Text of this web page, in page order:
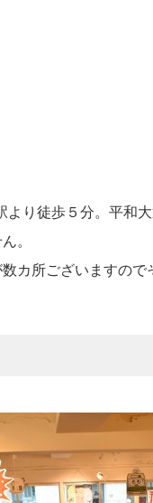
より徒歩５分。平和
。
カ所ございますので